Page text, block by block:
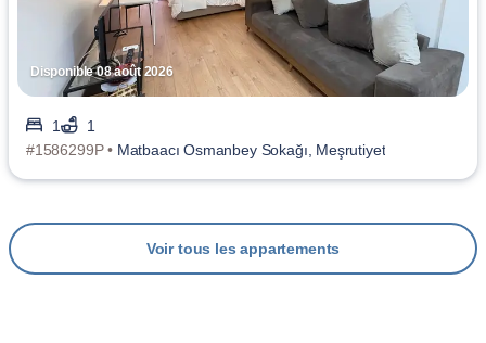
Disponible 08 août 2026
1
1
#1586299P • Matbaacı Osmanbey Sokağı, Meşrutiyet
Voir tous les appartements